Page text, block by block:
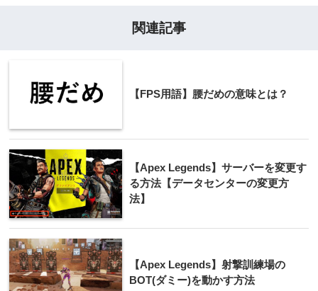
関連記事
【FPS用語】腰だめの意味とは？
【Apex Legends】サーバーを変更す
る方法【データセンターの変更方
法】
【Apex Legends】射撃訓練場の
BOT(ダミー)を動かす方法